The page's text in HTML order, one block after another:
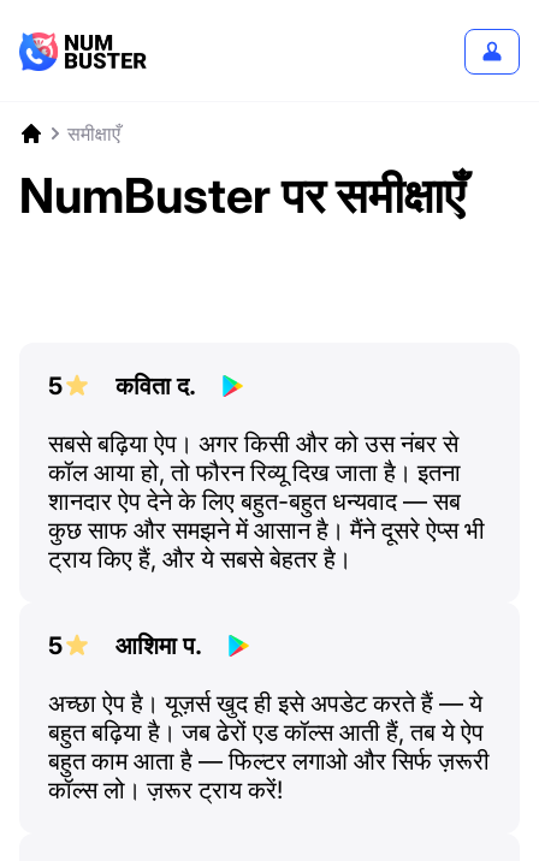
समीक्षाएँ
NumBuster पर समीक्षाएँ
5
कविता द.
सबसे बढ़िया ऐप। अगर किसी और को उस नंबर से
कॉल आया हो, तो फौरन रिव्यू दिख जाता है। इतना
शानदार ऐप देने के लिए बहुत-बहुत धन्यवाद — सब
कुछ साफ और समझने में आसान है। मैंने दूसरे ऐप्स भी
ट्राय किए हैं, और ये सबसे बेहतर है।
5
आशिमा प.
अच्छा ऐप है। यूज़र्स खुद ही इसे अपडेट करते हैं — ये
बहुत बढ़िया है। जब ढेरों एड कॉल्स आती हैं, तब ये ऐप
बहुत काम आता है — फिल्टर लगाओ और सिर्फ ज़रूरी
कॉल्स लो। ज़रूर ट्राय करें!